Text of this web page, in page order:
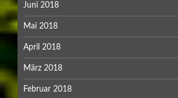
Juni 2018
Mai 2018
April 2018
März 2018
Februar 2018